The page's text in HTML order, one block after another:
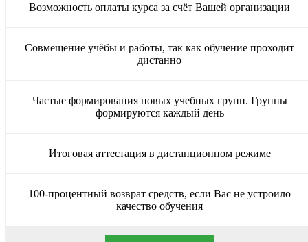
Возможность оплаты курса за счёт Вашей организации
Совмещение учёбы и работы, так как обучение проходит
дистанно
Частые формирования новых учебных групп. Группы
формируются каждый день
Итоговая аттестация в дистанционном режиме
100-процентный возврат средств, если Вас не устроило
качество обучения